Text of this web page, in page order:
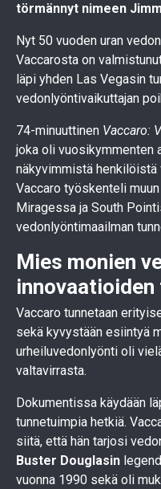
törmännyt nimeen
Nyt 50 vuoden uran
Vaccarosta on
läpi yhden Las Vegasin
vedonlyöntivaikuttajan
74-minuuttinen Vaccaro:
joka oli vuosikymmenten
näkyvimmistä henkilöistä
Vaccaro työskenteli
Miragessa ja South
vedonlyöntimaailman
Mies monien
innovaatioiden
Vaccaro tunnetaan
sekä kyvystään esiintyä
urheiluvedonlyönti oli
valtavirrasta.
Dokumentissa käydään
tunnetuimpia hetkiä.
siitä, että hän tarjosi
Buster Douglasin
vuonna 1990 sekä oli